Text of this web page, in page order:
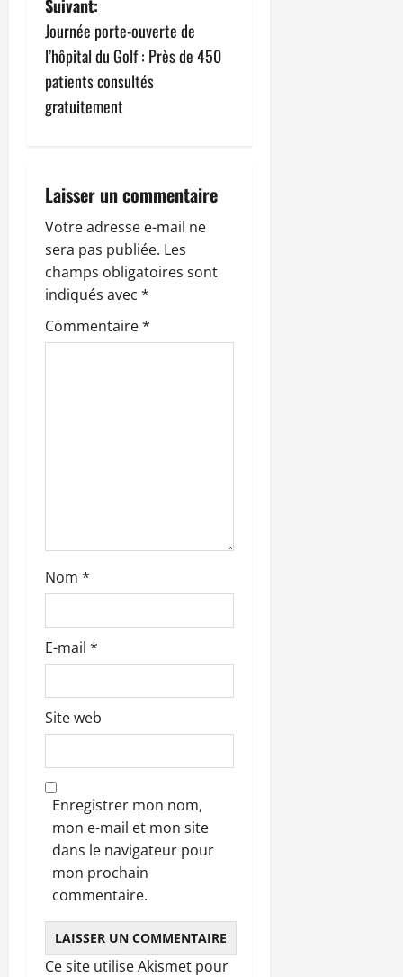
v
i
g
a
i
o
n
d
’
c
l
Suivant:
Journée porte-ouverte de
l’hôpital du Golf : Près de 450
patients consultés
gratuitement
Laisser un commentaire
Votre adresse e-mail ne
sera pas publiée. Les
champs obligatoires sont
indiqués avec *
Commentaire*
Nom *
E-mail *
Site web
Enregistrer mon nom,
mon e-mail et mon site
dans le navigateur pour
mon prochain
commentaire.
Ce site utilise Akismet pour